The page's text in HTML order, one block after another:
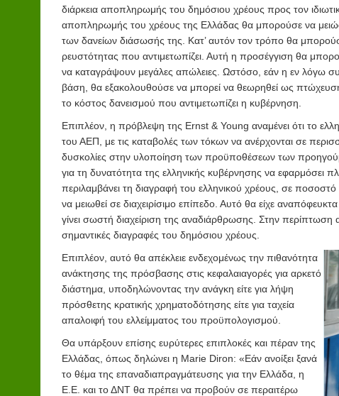
διάρκεια αποπληρωμής του δημόσιου χρέους προς τον
αποπληρωμής του χρέους της Ελλάδας θα μπορούσε να
των δανείων διάσωσής της. Κατ’ αυτόν τον τρόπο θα
ρευστότητας που αντιμετωπίζει. Αυτή η προσέγγιση θα
να καταγράψουν μεγάλες απώλειες. Ωστόσο, εάν η εν λόγω
βάση, θα εξακολουθούσε να μπορεί να θεωρηθεί ως
το κόστος δανεισμού που αντιμετωπίζει η κυβέρνηση.
Επιπλέον, η πρόβλεψη της Ernst & Young αναμένει ότι το
του ΑΕΠ, με τις καταβολές των τόκων να ανέρχονται σε
δυσκολίες στην υλοποίηση των προϋποθέσεων των
για τη δυνατότητα της ελληνικής κυβέρνησης να εφαρμόσει
περιλαμβάνει τη διαγραφή του ελληνικού χρέους, σε
να μειωθεί σε διαχειρίσιμο επίπεδο. Αυτό θα είχε
γίνει σωστή διαχείριση της αναδιάρθρωσης. Στην
σημαντικές διαγραφές του δημόσιου χρέους.
Επιπλέον, αυτό θα απέκλειε ενδεχομένως την πιθανότητα
ανάκτησης της πρόσβασης στις κεφαλαιαγορές για αρκετό
διάστημα, υποδηλώνοντας την ανάγκη είτε για λήψη
πρόσθετης κρατικής χρηματοδότησης είτε για ταχεία
απαλοιφή του ελλείμματος του προϋπολογισμού.
Θα υπάρξουν επίσης ευρύτερες επιπλοκές και πέραν της
Ελλάδας, όπως δηλώνει η Marie Diron: «Εάν ανοίξει ξανά
το θέμα της επαναδιαπραγμάτευσης για την Ελλάδα, η
Ε.Ε. και το ΔΝΤ θα πρέπει να προβούν σε περαιτέρω